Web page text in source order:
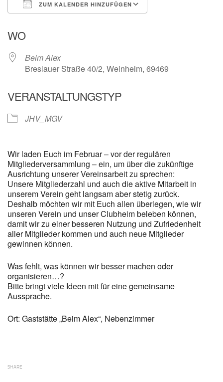
ZUM KALENDER HINZUFÜGEN
WO
Beim Alex
Breslauer Straße 40/2, Weinheim, 69469
VERANSTALTUNGSTYP
JHV_MGV
Wir laden Euch im Februar – vor der regulären
Mitgliederversammlung – ein, um über die zukünftige
Ausrichtung unserer Vereinsarbeit zu sprechen:
Unsere Mitgliederzahl und auch die aktive Mitarbeit in
unserem Verein geht langsam aber stetig zurück.
Deshalb möchten wir mit Euch allen überlegen, wie wir
unseren Verein und unser Clubheim beleben können,
damit wir zu einer besseren Nutzung und Zufriedenheit
aller Mitglieder kommen und auch neue Mitglieder
gewinnen können.
Was fehlt, was können wir besser machen oder
organisieren…?
Bitte bringt viele Ideen mit für eine gemeinsame
Aussprache.
Ort: Gaststätte „Beim Alex“, Nebenzimmer
SHARE